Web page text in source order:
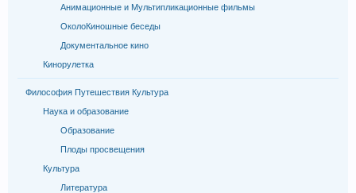
Анимационные и Мультипликационные фильмы
ОколоКиношные беседы
Документальное кино
Кинорулетка
Философия Путешествия Культура
Наука и образование
Образование
Плоды просвещения
Культура
Литература